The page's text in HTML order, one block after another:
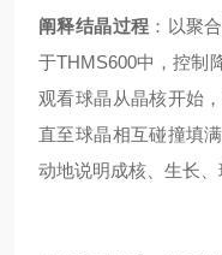
阐释结晶过程 ：以聚
于THMS600中，控制
观看球晶从晶核开始
直至球晶相互碰撞填
动地说明成核、生长、